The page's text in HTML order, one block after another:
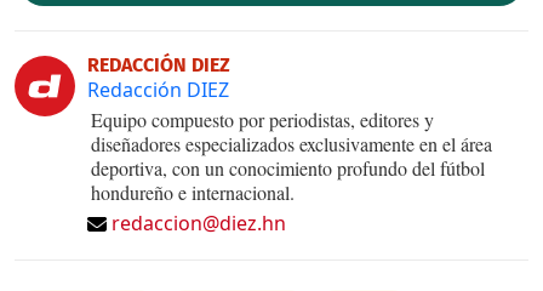
REDACCIÓN DIEZ
Redacción DIEZ
Equipo compuesto por periodistas, editores y
diseñadores especializados exclusivamente en el área
deportiva, con un conocimiento profundo del fútbol
hondureño e internacional.
redaccion@diez.hn